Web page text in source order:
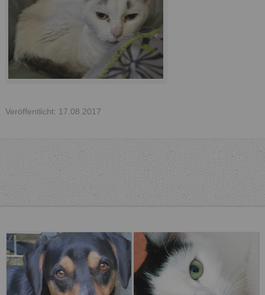
Veröffentlicht: 17.08.2017